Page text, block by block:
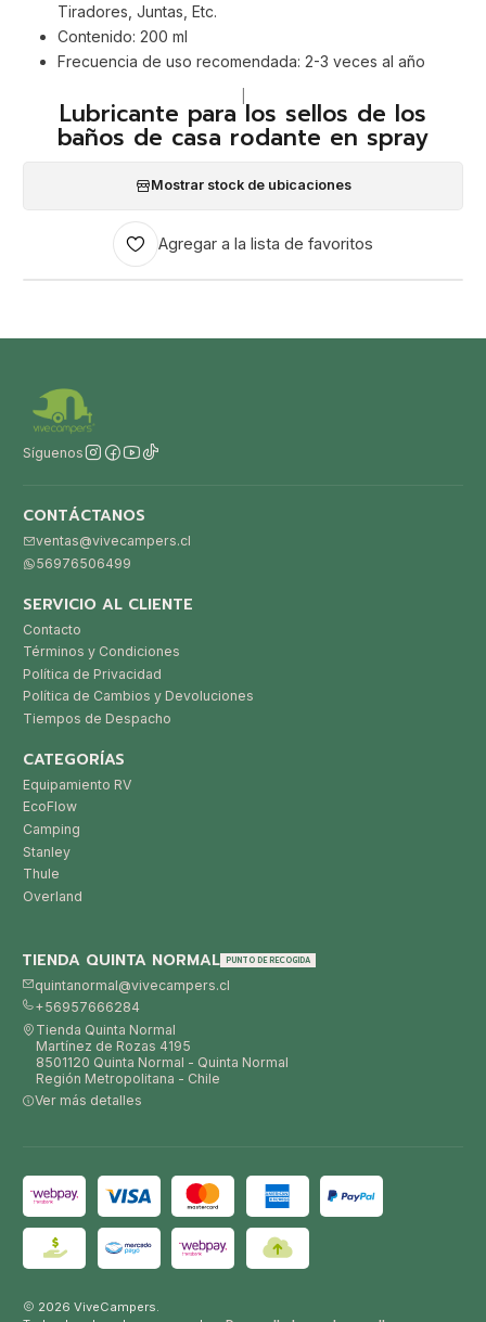
Tiradores, Juntas, Etc.
Contenido: 200 ml
Frecuencia de uso recomendada: 2-3 veces al año
Lubricante para los sellos de los
baños de casa rodante en spray
Mostrar stock de ubicaciones
Agregar a la lista de favoritos
Síguenos
CONTÁCTANOS
ventas@vivecampers.cl
56976506499
SERVICIO AL CLIENTE
Contacto
Términos y Condiciones
Política de Privacidad
Política de Cambios y Devoluciones
Tiempos de Despacho
CATEGORÍAS
Equipamiento RV
EcoFlow
Camping
Stanley
Thule
Overland
TIENDA QUINTA NORMAL PUNTO DE RECOGIDA
quintanormal@vivecampers.cl
+56957666284
Tienda Quinta Normal
Martínez de Rozas 4195
8501120 Quinta Normal - Quinta Normal
Región Metropolitana - Chile
Ver más detalles
2026 ViveCampers.